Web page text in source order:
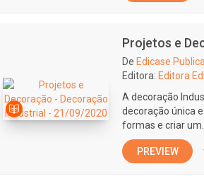
Projetos e
De Edicase
Editora: Editora
A decoração
decoração única
formas e criar um...
PREVIEW